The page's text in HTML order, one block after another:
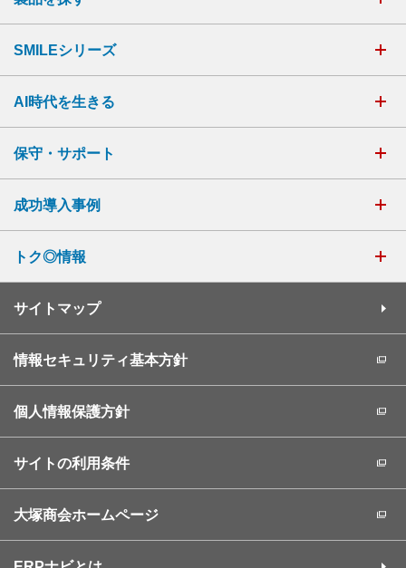
SMILEシリーズ
AI時代を生きる
保守・サポート
成功導入事例
トク◎情報
サイトマップ
情報セキュリティ基本方針
個人情報保護方針
サイトの利用条件
大塚商会ホームページ